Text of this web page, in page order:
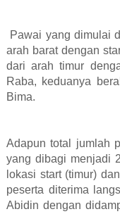
Pawai yang dimulai
arah barat dengan
dari arah timur
Raba, keduanya
Bima.
Adapun total jumlah
yang dibagi menjadi
lokasi start (timur)
peserta diterima
Abidin dengan